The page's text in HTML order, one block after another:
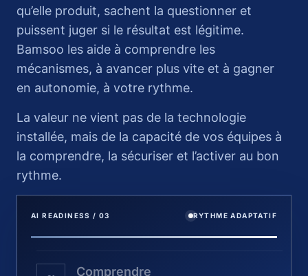
qu’elle produit, sachent la questionner et
puissent juger si le résultat est légitime.
Bamsoo les aide à comprendre les
mécanismes, à avancer plus vite et à gagner
en autonomie, à votre rythme.
La valeur ne vient pas de la technologie
installée, mais de la capacité de vos équipes à
la comprendre, la sécuriser et l’activer au bon
rythme.
AI READINESS / 03 RYTHME ADAPTATIF
Comprendre